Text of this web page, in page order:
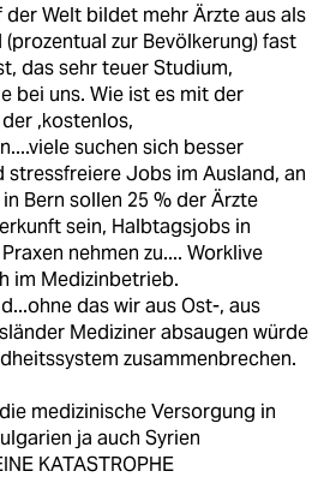
der Welt bildet mehr Ärzte aus als
zur Bevölkerung) fast
das sehr teuer Studium,
bei uns. Wie ist es mit der
,kostenlos,
suchen sich besser
stressfreiere Jobs im Ausland, an
Bern sollen 25 % der Ärzte
sein, Halbtagsjobs in
nehmen zu.... Worklive
im Medizinbetrieb.
das wir aus Ost-, aus
Mediziner absaugen würde
zusammenbrechen.
medizinische Versorgung in
ja auch Syrien
KATASTROPHE